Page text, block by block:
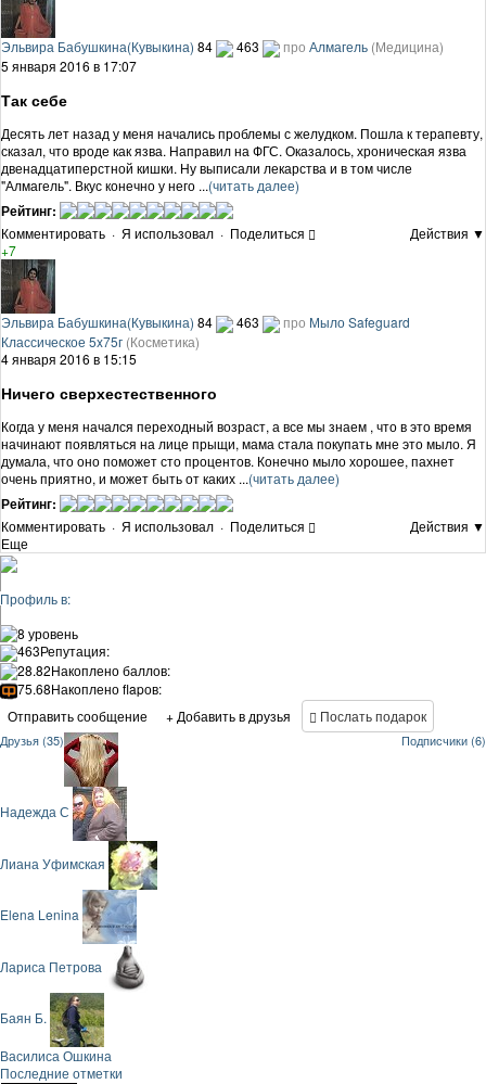
Эльвира Бабушкина(Кувыкина) 84 463 про Алмагель (Медицина)
5 января 2016 в 17:07
Так себе
Десять лет назад у меня начались проблемы с желудком. Пошла к терапевту,
сказал, что вроде как язва. Направил на ФГС. Оказалось, хроническая язва
двенадцатиперстной кишки. Ну выписали лекарства и в том числе
"Алмагель". Вкус конечно у него ...(читать далее)
Рейтинг:
Комментировать · Я использовал · Поделиться
Действия ▼
+7
Эльвира Бабушкина(Кувыкина) 84 463 про Мыло Safeguard
Классическое 5x75г (Косметика)
4 января 2016 в 15:15
Ничего сверхестественного
Когда у меня начался переходный возраст, а все мы знаем , что в это время
начинают появляться на лице прыщи, мама стала покупать мне это мыло. Я
думала, что оно поможет сто процентов. Конечно мыло хорошее, пахнет
очень приятно, и может быть от каких ...(читать далее)
Рейтинг:
Комментировать · Я использовал · Поделиться
Действия ▼
Еще
Профиль в:
8 уровень
463Репутация:
28.82Накоплено баллов:
75.68Накоплено flapов:
Отправить сообщение
+ Добавить в друзья Послать подарок
Друзья (35) Подписчики (6)
Надежда С
Лиана Уфимская
Elena Lenina
Лариса Петрова
Баян Б.
Василиса Ошкина
Последние отметки